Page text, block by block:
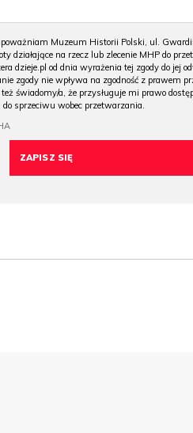
Muzeum Historii Polski, ul.
działające na rzecz lub zlecenie MHP do
dzieje.pl od dnia wyrażenia tej zgody do jej
zgody nie wpływa na zgodność z prawem
świadomy/a, że przysługuje mi prawo
sprzeciwu wobec przetwarzania.